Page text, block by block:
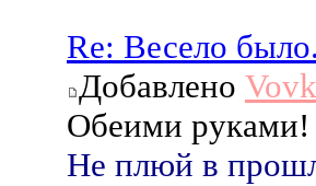
Re: Весело
Добавлено
Обеими
Не плюй в